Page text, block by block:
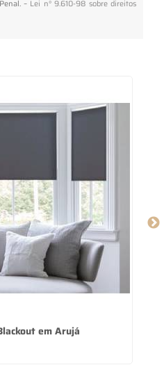
– Lei n° 9.610-98 sobre direitos
em Arujá